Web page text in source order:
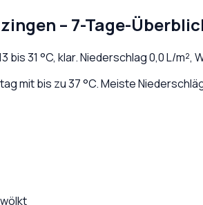
– 7-Tage-
bis31 °C, klar. Niederschlag0,0L/m²,
mit bis zu 37 °C. Meiste